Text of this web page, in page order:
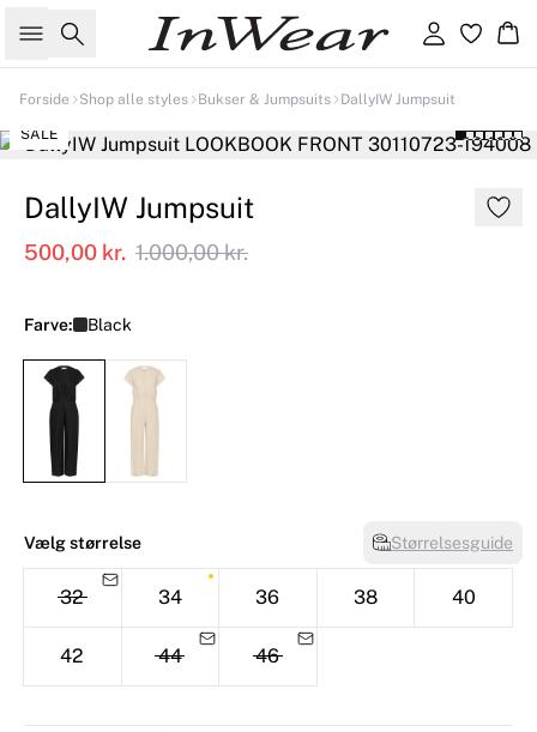
Søg Log ind
Forside Shop alle styles Bukser & Jumpsuits DallyIW Jumpsuit
SALE
DallyIW Jumpsuit
500,00 kr. 1.000,00 kr.
Farve: Black
Vælg størrelse Størrelsesguide
32 34 36 38 40
42 44 46